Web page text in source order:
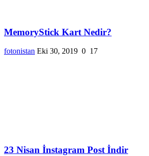
MemoryStick Kart Nedir?
fotonistan Eki 30, 2019 0 17
23 Nisan İnstagram Post İndir